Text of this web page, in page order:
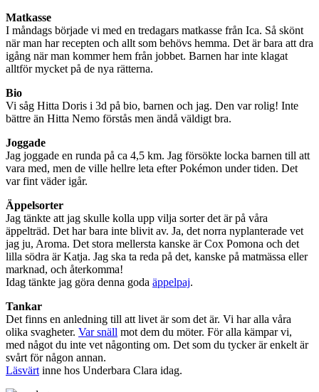
Matkasse
I måndags började vi med en tredagars matkasse från Ica. Så skönt
när man har recepten och allt som behövs hemma. Det är bara att dra
igång när man kommer hem från jobbet. Barnen har inte klagat
alltför mycket på de nya rätterna.
Bio
Vi såg Hitta Doris i 3d på bio, barnen och jag. Den var rolig! Inte
bättre än Hitta Nemo förstås men ändå väldigt bra.
Joggade
Jag joggade en runda på ca 4,5 km. Jag försökte locka barnen till att
vara med, men de ville hellre leta efter Pokémon under tiden. Det
var fint väder igår.
Äppelsorter
Jag tänkte att jag skulle kolla upp vilja sorter det är på våra
äppelträd. Det har bara inte blivit av. Ja, det norra nyplanterade vet
jag ju, Aroma. Det stora mellersta kanske är Cox Pomona och det
lilla södra är Katja. Jag ska ta reda på det, kanske på matmässa eller
marknad, och återkomma!
Idag tänkte jag göra denna goda äppelpaj.
Tankar
Det finns en anledning till att livet är som det är. Vi har alla våra
olika svagheter. Var snäll mot dem du möter. För alla kämpar vi,
med något du inte vet någonting om. Det som du tycker är enkelt är
svårt för någon annan.
Läsvärt inne hos Underbara Clara idag.